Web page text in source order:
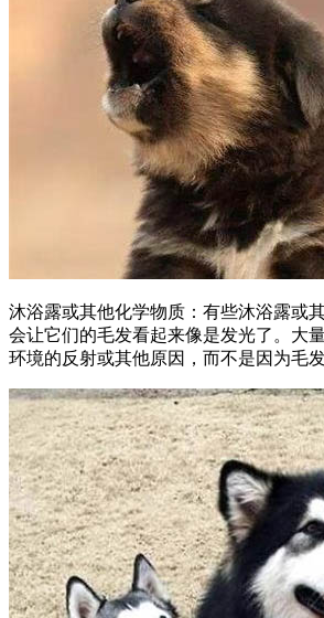
沐浴露或其他化学物质：有些沐浴露或
会让它们的毛发看起来像是发光了。大
环境的反射或其他原因，而不是因为毛